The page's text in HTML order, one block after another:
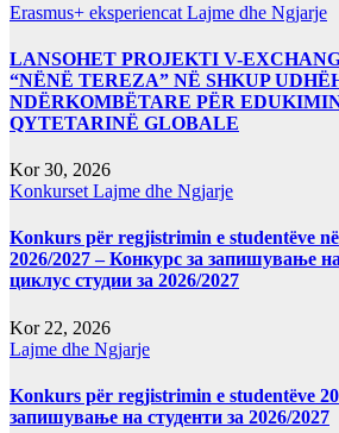
Erasmus+ eksperiencat Lajme dhe Ngjarje
LANSOHET PROJEKTI V-
“NËNË TEREZA” NË SHKUP
NDËRKOMBËTARE PËR
QYTETARINË GLOBALE
Kor 30, 2026
Konkurset Lajme dhe Ngjarje
Konkurs për regjistrimin e studentëve
2026/2027 – Конкурс за запишување
циклус студии за 2026/2027
Kor 22, 2026
Lajme dhe Ngjarje
Konkurs për regjistrimin e studentëve
запишување на студенти за 2026/2027